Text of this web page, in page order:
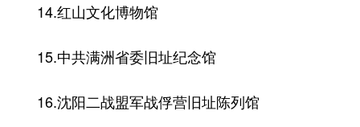
14.红山文化博物馆
15.中共满洲省委旧址纪念馆
16.沈阳二战盟军战俘营旧址陈列馆